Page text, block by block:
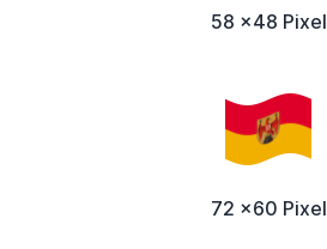
58 x48 Pixel
72 x60 Pixel